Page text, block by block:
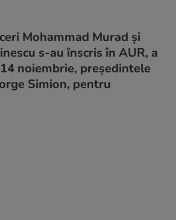
Mohammad Murad și
s-au înscris în AUR, a
noiembrie, președintele
Simion, pentru